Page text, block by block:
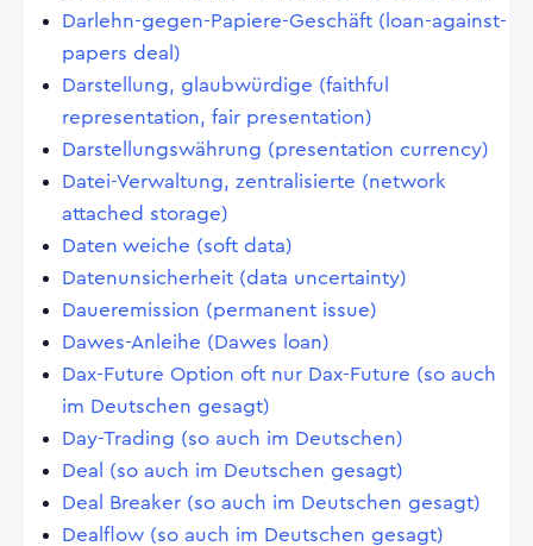
Darlehn-gegen-Papiere-Geschäft (loan-against-
papers deal)
Darstellung, glaubwürdige (faithful
representation, fair presentation)
Darstellungswährung (presentation currency)
Datei-Verwaltung, zentralisierte (network
attached storage)
Daten weiche (soft data)
Datenunsicherheit (data uncertainty)
Daueremission (permanent issue)
Dawes-Anleihe (Dawes loan)
Dax-Future Option oft nur Dax-Future (so auch
im Deutschen gesagt)
Day-Trading (so auch im Deutschen)
Deal (so auch im Deutschen gesagt)
Deal Breaker (so auch im Deutschen gesagt)
Dealflow (so auch im Deutschen gesagt)